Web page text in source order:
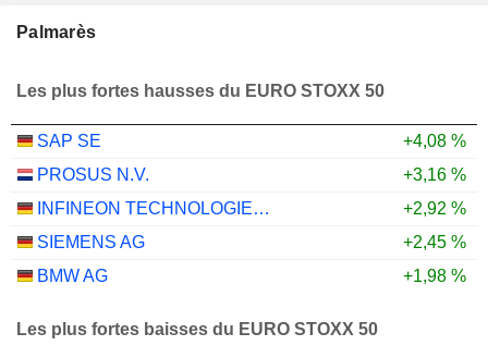
Palmarès
Les plus fortes hausses du EURO STOXX 50
SAP SE
+4,08 %
PROSUS N.V.
+3,16 %
INFINEON TECHNOLOGIES AG
+2,92 %
SIEMENS AG
+2,45 %
BMW AG
+1,98 %
Les plus fortes baisses du EURO STOXX 50